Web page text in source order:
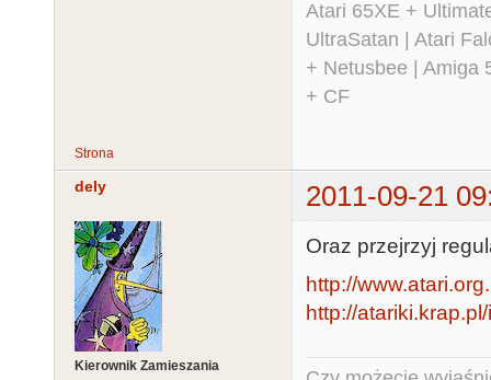
Atari 65XE +
UltraSatan | Atari
+ Netusbee | Amiga
+ CF
Strona
dely 2011-09-21
Kierownik Zamieszania
Oraz przejrzyj
http://
http://